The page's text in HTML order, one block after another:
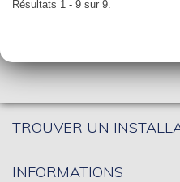
Résultats 1 - 9 sur 9.
TROUVER UN
INFORMATIONS